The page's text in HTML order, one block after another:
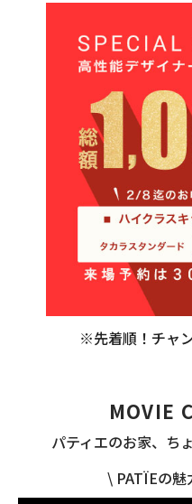
※先着順！チャ
MOVIE
パティエのお家、ち
\ PATÏEの魅